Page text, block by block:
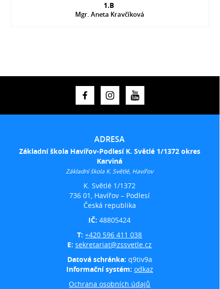
1.B
Mgr. Aneta Kravčíková
ADRESA
Základní škola Havířov-Podlesí K. Světlé 1/1372 okres
Karviná
Základní škola K. Světlé, Havířov
K. Světlé 1/1372
736 01, Havířov – Podlesí
Česká republika
IČ:48805424
T:+420 596 411 038
E:sekretariat@zssvetle.cz
Datová schránka: q9tiv9a
Informační systém: odkaz
Ochrana osobních údajů